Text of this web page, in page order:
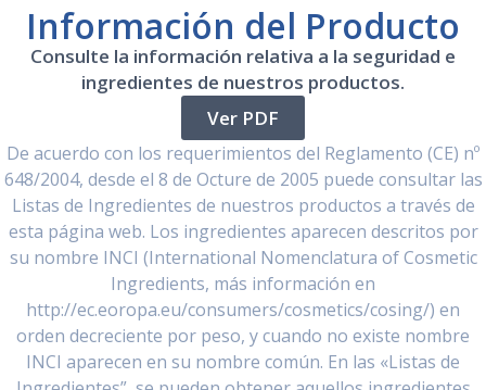
Información del Producto
Consulte la información relativa a la seguridad e
ingredientes de nuestros productos.
Ver PDF
De acuerdo con los requerimientos del Reglamento (CE) nº
648/2004, desde el 8 de Octure de 2005 puede consultar las
Listas de Ingredientes de nuestros productos a través de
esta página web. Los ingredientes aparecen descritos por
su nombre INCI (International Nomenclatura of Cosmetic
Ingredients, más información en
http://ec.eoropa.eu/consumers/cosmetics/cosing/) en
orden decreciente por peso, y cuando no existe nombre
INCI aparecen en su nombre común. En las «Listas de